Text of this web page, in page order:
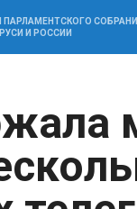
ПАРЛАМЕНТСКОГО
И РОССИИ